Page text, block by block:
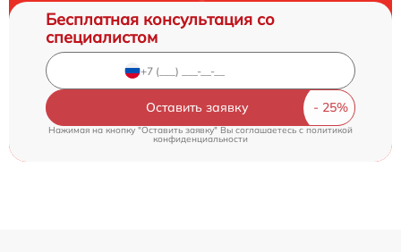
Бесплатная консультация со
специалистом
Оставить заявку
Нажимая на кнопку "Оставить заявку" Вы соглашаетесь c политикой
конфиденциальности